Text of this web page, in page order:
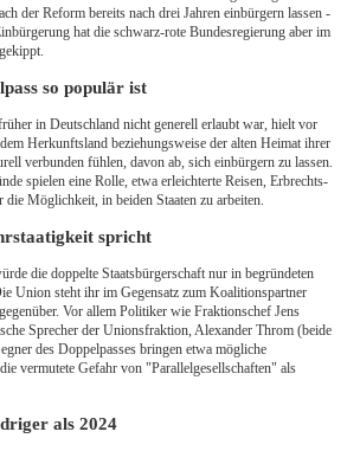
der Reform bereits nach drei Jahren einbürgern lassen -
hat die schwarz-rote Bundesregierung aber im
so populär ist
in Deutschland nicht generell erlaubt war, hielt vor
Herkunftsland beziehungsweise der alten Heimat ihrer
verbunden fühlen, davon ab, sich einbürgern zu lassen.
spielen eine Rolle, etwa erleichterte Reisen, Erbrechts-
die Möglichkeit, in beiden Staaten zu arbeiten.
spricht
die doppelte Staatsbürgerschaft nur in begründeten
Union steht ihr im Gegensatz zum Koalitionspartner
Vor allem Politiker wie Fraktionschef Jens
Sprecher der Unionsfraktion, Alexander Throm (beide
des Doppelpasses bringen etwa mögliche
vermutete Gefahr von "Parallelgesellschaften" als
als 2024